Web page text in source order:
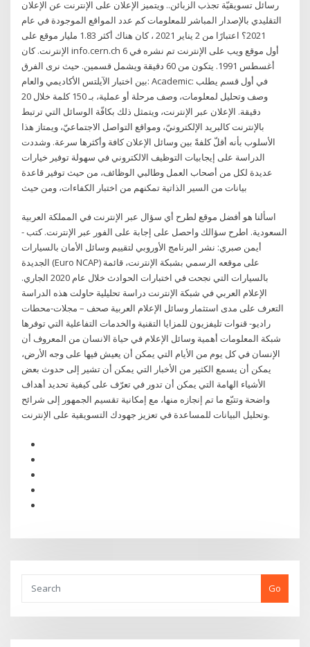
رسائل تسويقيّة تجذب الزبائن.. ويتميز الإعلان على الإنترنت عن الإعلان
التقليدي بالإصدار المباشر للمعلومات كم عدد المواقع الموجودة في عام
2021؟ اعتبارًا من 2 يناير 2021 ، كان هناك أكثر 1.83 مليار موقع على
الإنترنت. كان info.cern.ch أول موقع ويب على الإنترنت تم نشره في 6
أغسطس 1991. يتكون من 60 دقيقة ويشمل قسمين. حيث نرى الفرق
بين اختبار الآيلتس الأكاديمي والعام: Academic: في أول قسم يطلب
وصف وتحليل لمعلومات، وصف مرحلة أو عملية، بـ 150 كلمة خلال 20
دقيقة. الإعلان عبر الإنترنت، ويتمثل ذلك بكافّة الوسائل التي ترتبط
بالإنترنت كالبريد الإلكترونيّ، ومواقع التواصل الاجتماعيّ، ويمتاز هذا
الأسلوب بأنه أقلّ كلفةً بين وسائل الإعلان كافة وأكثرها سرعة. وشددت
الدراسة على إيجابيات التوظيف الالكتروني في سهولة توفير خيارات
عديدة لكل من أصحاب العمل وطالبي الوظائف، من حيث توفير قاعدة
بيانات من السير الذاتية تمكنهم من اختبار الكفاءات، ومن حيث
اسألنا هو أفضل موقع لطرح أي سؤال عبر الإنترنت في المملكة العربية
السعودية. اطرح سؤالك واحصل على إجابة على الفور عبر الإنترنت. كتب -
أيمن صبري: نشر البرنامج الأوروبي لتقييم وسائل الأمان بالسيارات
الجديدة (Euro NCAP) على موقعه الرسمي بشبكة الإنترنت، قائمة
بالسيارات التي نجحت في اختبارات الحوادث خلال عام 2020 الجاري.
الإعلام العربي في شبكة الإنترنت دراسة تحليلية حاولت هذه الدراسة
التعرف على مدى استثمار وسائل الإعلام العربية صحف – مجلات-محطات
راديو- قنوات تليفزيون للمزايا التقنية والخدمات التفاعلية التي توفرها
شبكة المعلومات أهمية وسائل الإعلام في حياة الانسان من المعروف أن
الإنسان في كل يوم من الأيام التي يمكن أن يعيش فيها على وجه الأرض،
يمكن أن يسمع الكثير من الأخبار التي يمكن أن تشير إلى حدوث بعض
الأشياء الهامة التي يمكن أن تدور في تعرّف على كيفية تحديد أهداف
واضحة وتتبّع ما تم إنجازه منها، مع إمكانية تقسيم الجمهور إلى شرائح
وتحليل البيانات للمساعدة في تعزيز جهودك التسويقية على الإنترنت.
Go